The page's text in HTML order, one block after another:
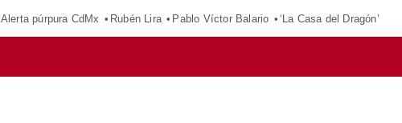
Alerta púrpura CdMx Rubén Lira Pablo Víctor Balario ‘La Casa del Dragón’